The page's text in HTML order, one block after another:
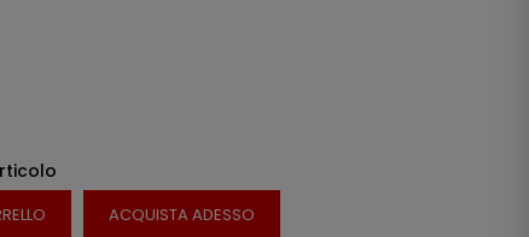
ACQUISTA ADESSO